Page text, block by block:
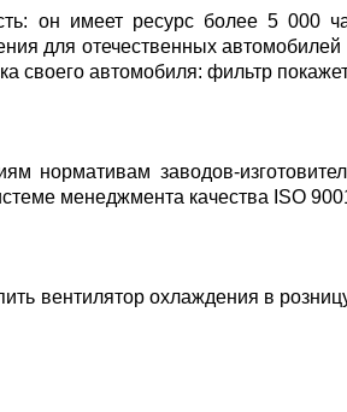
он имеет ресурс более 5
для отечественных
своего автомобиля: фильтр
нормативам заводов-
менеджмента качества ISO
вентилятор охлаждения в